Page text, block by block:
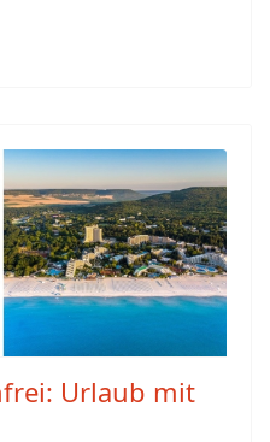
Urlaub mit